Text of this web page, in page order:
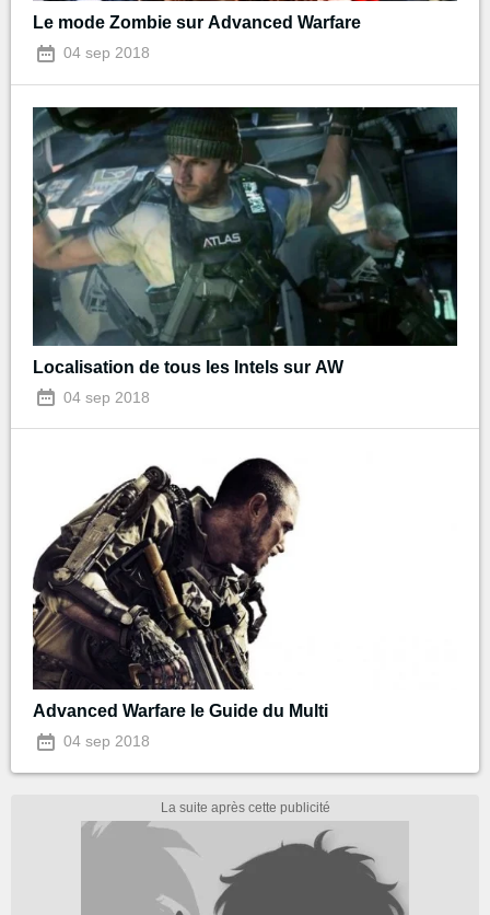
Le mode Zombie sur Advanced Warfare
04 sep 2018
Localisation de tous les Intels sur AW
04 sep 2018
Advanced Warfare le Guide du Multi
04 sep 2018